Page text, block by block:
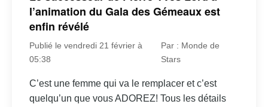
l’animation du Gala des Gémeaux est
enfin révélé
Publié le vendredi 21 février à
05:38
Par : Monde de
Stars
C’est une femme qui va le remplacer et c’est
quelqu’un que vous ADOREZ! Tous les détails